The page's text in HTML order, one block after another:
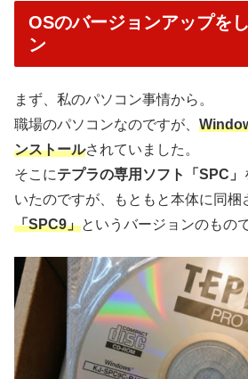
OSのバージョンアップを
ン
まず、私のパソコン事情から。
職場のパソコンなのですが、
ンストールされていました。
そこにテプラの専用ソフト「SPC」
いたのですが、もともと本体に同梱
「SPC9」というバージョンのもの